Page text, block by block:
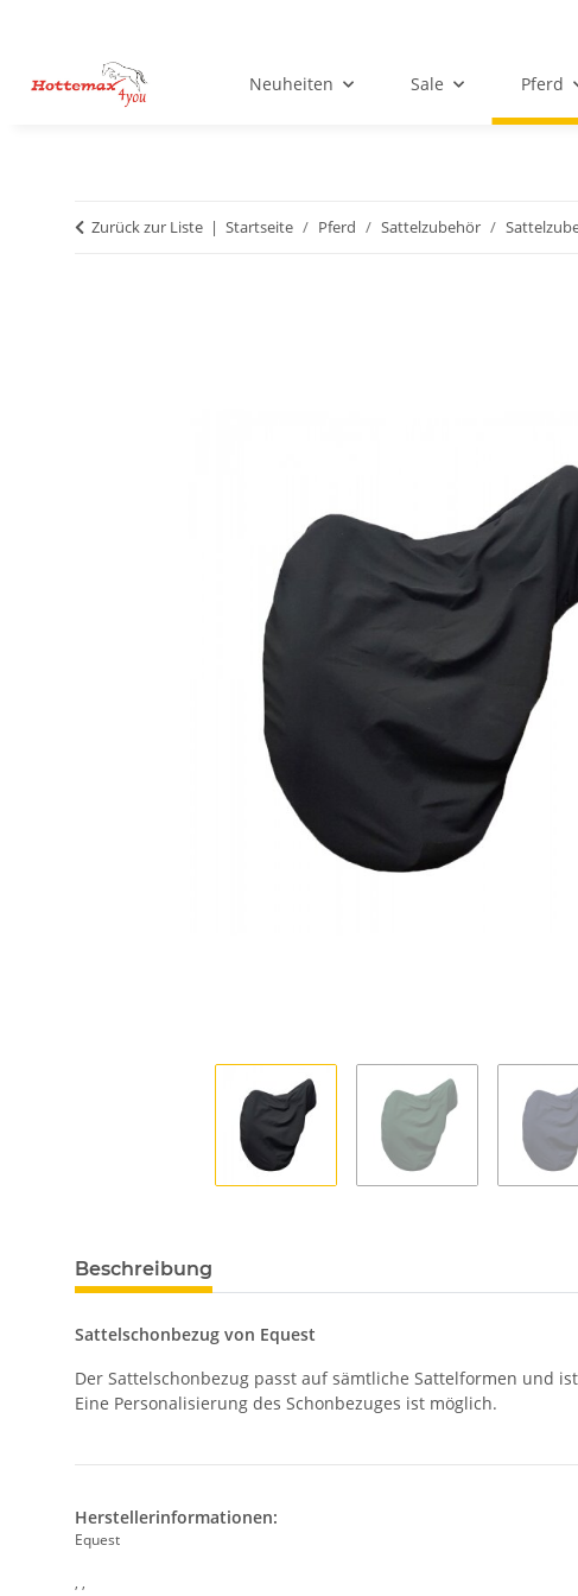
Neuheiten Sale Pferd
Zurück zur Liste Startseite Pferd Sattelzubehör
Beschreibung
Sattelschonbezug von Equest
Der Sattelschonbezug passt auf sämtliche Sattelformen und
Eine Personalisierung des Schonbezuges ist möglich.
Herstellerinformationen:
Equest
, ,